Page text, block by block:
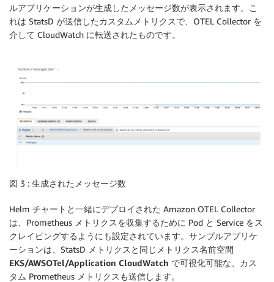
ルアプリケーションが生成したメッセージ数が表示されます。こ
れは StatsD が送信したカスタムメトリクスで、OTEL Collector を
介して CloudWatch に転送されたものです。
図 3 : 生成されたメッセージ数
Helm チャートと一緒にデプロイされた Amazon OTEL Collector
は、Prometheus メトリクスを収集するために Pod と Service をス
クレイピングするようにも設定されています。サンプルアプリケ
ーションは、StatsD メトリクスと同じメトリクス名前空間
EKS/AWSOTel/Application CloudWatch で可視化可能な、カス
タム Prometheus メトリクスも送信します。